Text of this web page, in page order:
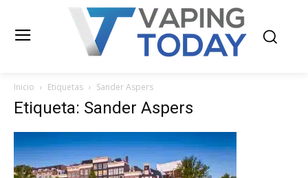
Inicio Etiquetas Sander Aspers
Etiqueta: Sander Aspers